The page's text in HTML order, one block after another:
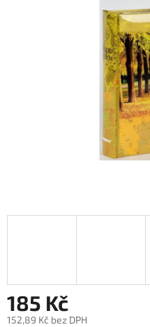
185 Kč
152,89 Kč bez DPH